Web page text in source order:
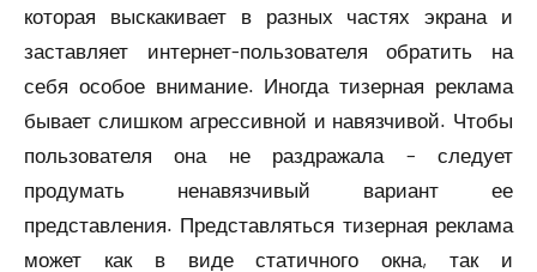
которая выскакивает в разных частях экрана и
заставляет интернет-пользователя обратить на
себя особое внимание. Иногда тизерная реклама
бывает слишком агрессивной и навязчивой. Чтобы
пользователя она не раздражала – следует
продумать ненавязчивый вариант ее
представления. Представляться тизерная реклама
может как в виде статичного окна, так и